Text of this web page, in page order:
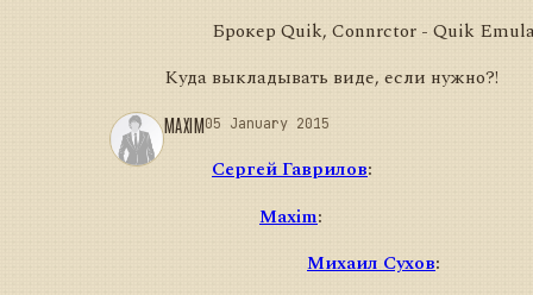
Брокер Quik, Connrctor - Quik
Куда выкладывать виде, если нужно?!
MAXIM05 January 2015
Сергей Гаврилов:
Maxim:
Михаил Сухов: